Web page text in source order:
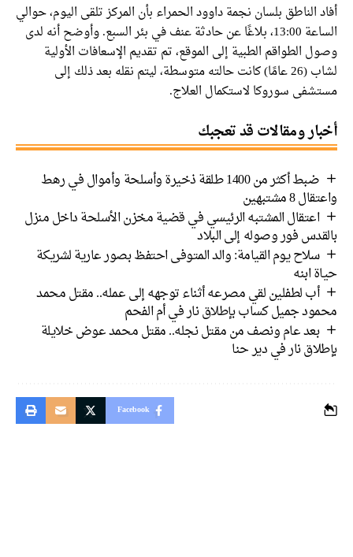
أفاد الناطق بلسان نجمة داوود الحمراء بأن المركز تلقى اليوم، حوالي
الساعة 13:00، بلاغًا عن حادثة عنف في بئر السبع. وأوضح أنه لدى
وصول الطواقم الطبية إلى الموقع، تم تقديم الإسعافات الأولية
لشاب (26 عامًا) كانت حالته متوسطة، ليتم نقله بعد ذلك إلى
مستشفى سوروكا لاستكمال العلاج.
أخبار ومقالات قد تعجبك
ضبط أكثر من 1400 طلقة ذخيرة وأسلحة وأموال في رهط
واعتقال 8 مشتبهين
اعتقال المشتبه الرئيسي في قضية مخزن الأسلحة داخل منزل
بالقدس فور وصوله إلى البلاد
سلاح يوم القيامة: والد المتوفى احتفظ بصور عارية لشريكة
حياة ابنه
أب لطفلين لقي مصرعه أثناء توجهه إلى عمله.. مقتل محمد
محمود جميل كساب بإطلاق نار في أم الفحم
بعد عام ونصف من مقتل نجله.. مقتل محمد عوض خلايلة
بإطلاق نار في دير حنا
Facebook